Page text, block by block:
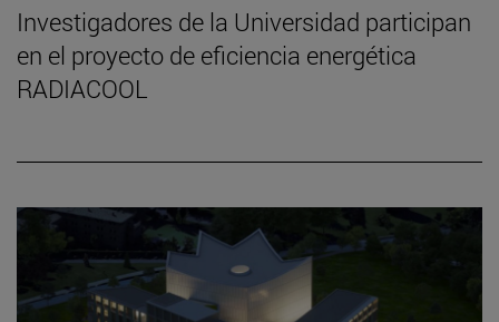
Investigadores de la Universidad participan
en el proyecto de eficiencia energética
RADIACOOL